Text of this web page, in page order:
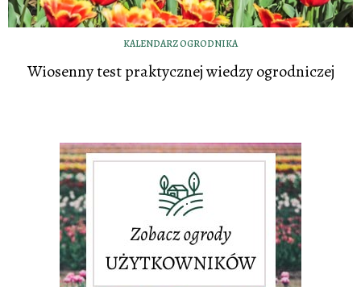
KALENDARZ OGRODNIKA
Wiosenny test praktycznej wiedzy ogrodniczej